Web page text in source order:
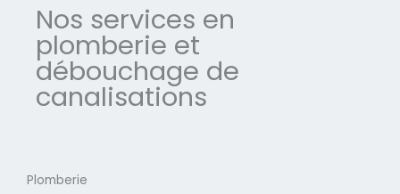
Nos services en
plomberie et
débouchage de
canalisations
Plomberie